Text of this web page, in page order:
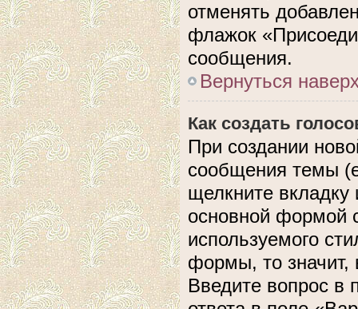
отменять
флажок
сообщения.
Вернуться
Как создать
При создании
сообщения темы
щелкните
основной формой
используемого
формы, то значит,
Введите вопрос в